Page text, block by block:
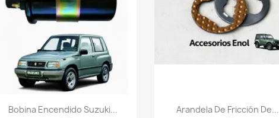
Vista rápida
Bobina Encendido Suzuki... Vista rápida
Arandela De Fricción De...